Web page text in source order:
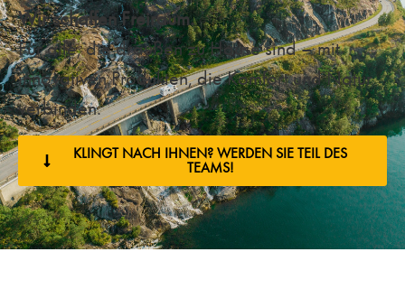
Wir schaffen Freiraum.
Für alle, die draußen zu Hause sind – mit
innovativen Produkten, die Komfort und Natur
verbinden.
KLINGT NACH IHNEN? WERDEN SIE TEIL DES
TEAMS!